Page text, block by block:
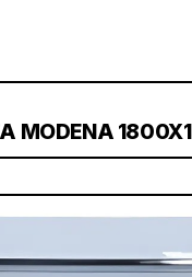
MODENA